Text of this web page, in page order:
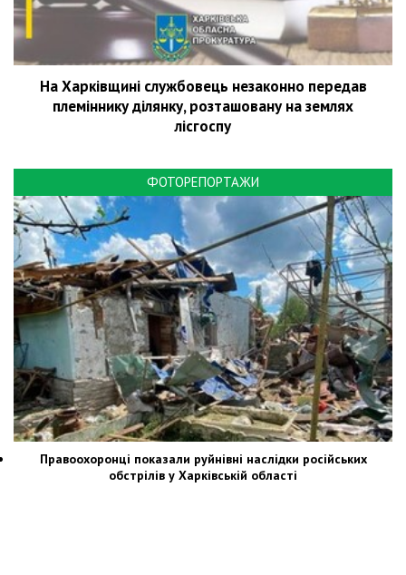
На Харківщині службовець незаконно передав
племіннику ділянку, розташовану на землях
лісгоспу
ФОТОРЕПОРТАЖИ
Правоохоронці показали руйнівні наслідки російських
обстрілів у Харківській області